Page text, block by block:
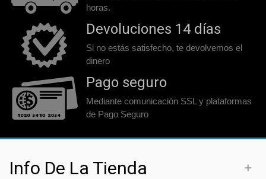
horas.
Devoluciones 14 días
Si no estás satisfecho, te devolvemos el
dinero
Pago seguro
Mediante comunicación SSL y plataformas
de Pago Seguro
Info De La Tienda